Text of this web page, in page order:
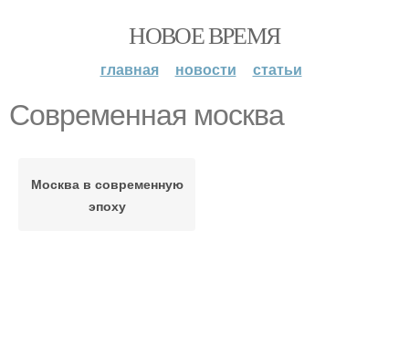
НОВОЕ ВРЕМЯ
главная новости статьи
Современная москва
Москва в современную
эпоху